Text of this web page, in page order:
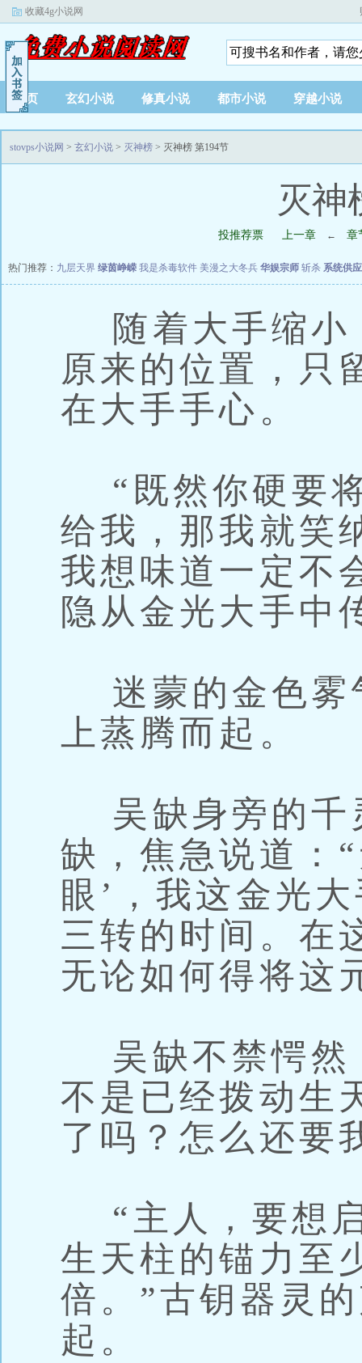
收藏4g小说网
首页 玄幻小说 修真小说 都市小说 穿越小说
stovps小说网 > 玄幻小说 > 灭神榜 > 灭神榜 第194节
灭神
投推荐票 上一章 ← 章
热门推荐： 九层天界 绿茵峥嵘 我是杀毒软件 美漫之大冬兵 华娱宗师 斩杀 系统供
随着大手缩小
原来的位置，只
在大手手心。
“既然你硬要
给我，那我就笑
我想味道一定不
隐从金光大手中
迷蒙的金色雾
上蒸腾而起。
吴缺身旁的千
缺，焦急说道：
眼’，我这金光
三转的时间。在
无论如何得将这
吴缺不禁愕然
不是已经拨动生
了吗？怎么还要
“主人，要想
生天柱的锚力至
倍。”古钥器灵
起。